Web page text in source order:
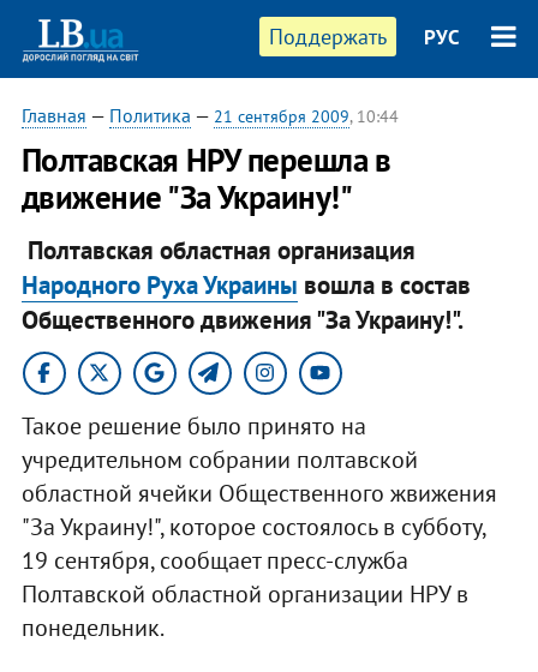
Поддержать РУС
Главная — Политика — 21 сентября 2009, 10:44
Полтавская НРУ перешла в
движение "За Украину!"
Полтавская областная организация
Народного Руха Украины вошла в состав
Общественного движения "За Украину!".
Такое решение было принято на
учредительном собрании полтавской
областной ячейки Общественного жвижения
"За Украину!", которое состоялось в субботу,
19 сентября, сообщает пресс-служба
Полтавской областной организации НРУ в
понедельник.